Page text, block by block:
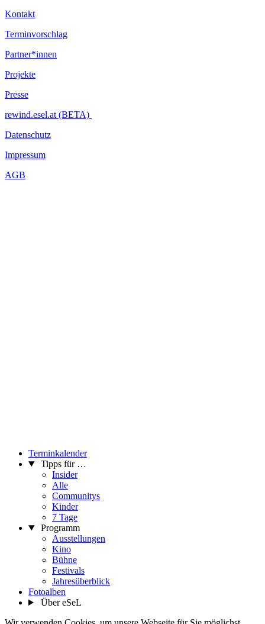
Kontakt
Terminvorschlag
Partner*innen
Projekte
Presse
rewind.esel.at (BETA)
Datenschutz
Impressum
AGB
Terminkalender
Tipps für …
Insider
Alle
Communitys
Kinder
7 Tage
Programm
Ausstellungen
Kino
Bühne
Festivals
Jahresüberblick
Fotoalben
Über eSeL